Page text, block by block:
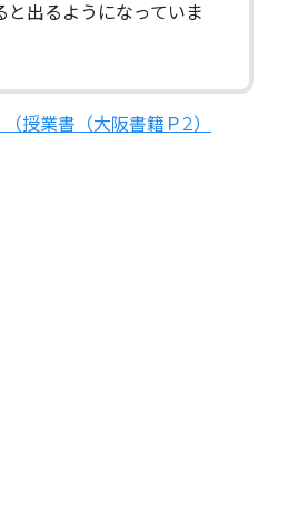
と出るようになっていま
授業書（大阪書籍Ｐ2）